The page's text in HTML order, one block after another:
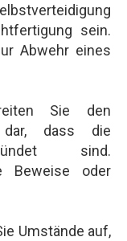
sein.
Abwehr eines
Sie den
dass die
sind.
Beweise oder
Umstände auf,